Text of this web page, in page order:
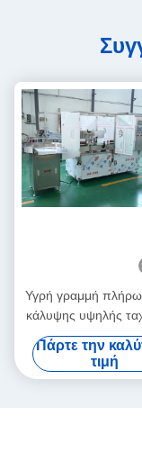
Υγρή γραμμή
κάλυψης υψηλής
για σπρέι και
(10-50ml)Precision
Peristaltic Dosing
Πάρτε την
τιμή